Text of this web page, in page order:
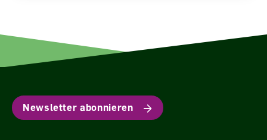
Newsletter abonnieren